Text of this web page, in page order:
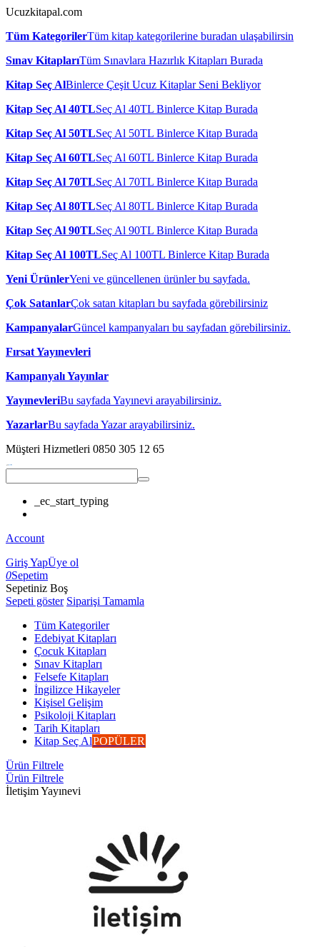
Ucuzkitapal.com
Tüm KategorilerTüm kitap kategorilerine buradan ulaşabilirsin
Sınav KitaplarıTüm Sınavlara Hazırlık Kitapları Burada
Kitap Seç AlBinlerce Çeşit Ucuz Kitaplar Seni Bekliyor
Kitap Seç Al 40TLSeç Al 40TL Binlerce Kitap Burada
Kitap Seç Al 50TLSeç Al 50TL Binlerce Kitap Burada
Kitap Seç Al 60TLSeç Al 60TL Binlerce Kitap Burada
Kitap Seç Al 70TLSeç Al 70TL Binlerce Kitap Burada
Kitap Seç Al 80TLSeç Al 80TL Binlerce Kitap Burada
Kitap Seç Al 90TLSeç Al 90TL Binlerce Kitap Burada
Kitap Seç Al 100TLSeç Al 100TL Binlerce Kitap Burada
Yeni ÜrünlerYeni ve güncellenen ürünler bu sayfada.
Çok SatanlarÇok satan kitapları bu sayfada görebilirsiniz
KampanyalarGüncel kampanyaları bu sayfadan görebilirsiniz.
Fırsat Yayınevleri
Kampanyalı Yayınlar
YayınevleriBu sayfada Yayınevi arayabilirsiniz.
YazarlarBu sayfada Yazar arayabilirsiniz.
Müşteri Hizmetleri 0850 305 12 65
_ec_start_typing
Account
Giriş YapÜye ol
0Sepetim
Sepetiniz Boş
Sepeti göster Siparişi Tamamla
Tüm Kategoriler
Edebiyat Kitapları
Çocuk Kitapları
Sınav Kitapları
Felsefe Kitapları
İngilizce Hikayeler
Kişisel Gelişim
Psikoloji Kitapları
Tarih Kitapları
Kitap Seç AlPOPÜLER
Ürün Filtrele
Ürün Filtrele
İletişim Yayınevi